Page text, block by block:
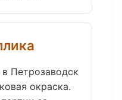
Петрозаводск
окраска.